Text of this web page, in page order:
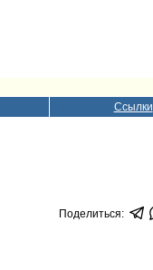
Ссылки
Поделиться: